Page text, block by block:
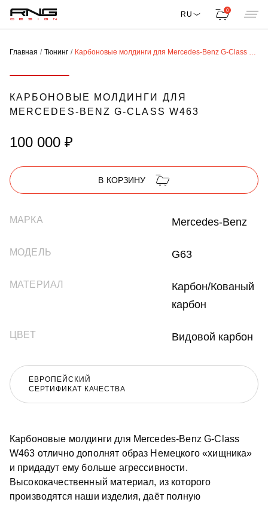
RU 0
Главная Тюнинг Карбоновые молдинги для Mercedes-Benz G-Class W463
КАРБОНОВЫЕ МОЛДИНГИ ДЛЯ
MERCEDES-BENZ G-CLASS W463
100 000 ₽
В КОРЗИНУ
МАРКА Mercedes-Benz
МОДЕЛЬ G63
МАТЕРИАЛ
Карбон/Кованый
карбон
ЦВЕТ Видовой карбон
ЕВРОПЕЙСКИЙ
СЕРТИФИКАТ КАЧЕСТВА
Карбоновые молдинги для Mercedes-Benz G-Class
W463 отлично дополнят образ Немецкого «хищника»
и придадут ему больше агрессивности.
Высококачественный материал, из которого
производятся наши изделия, даёт полную